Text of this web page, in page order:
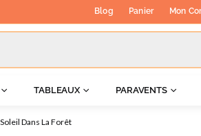
Blog Panier Mon
TABLEAUX PARAVENTS
Dans La Forêt